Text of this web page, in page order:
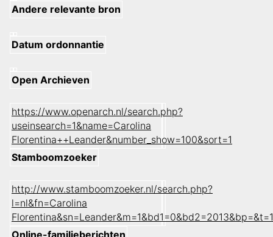
Andere relevante bron
Datum ordonnantie
Open Archieven
https://www.openarch.nl/search.php?
useinsearch=1&name=Carolina
Florentina++Leander&number_show=100&sort=1
Stamboomzoeker
http://www.stamboomzoeker.nl/search.php?
l=nl&fn=Carolina